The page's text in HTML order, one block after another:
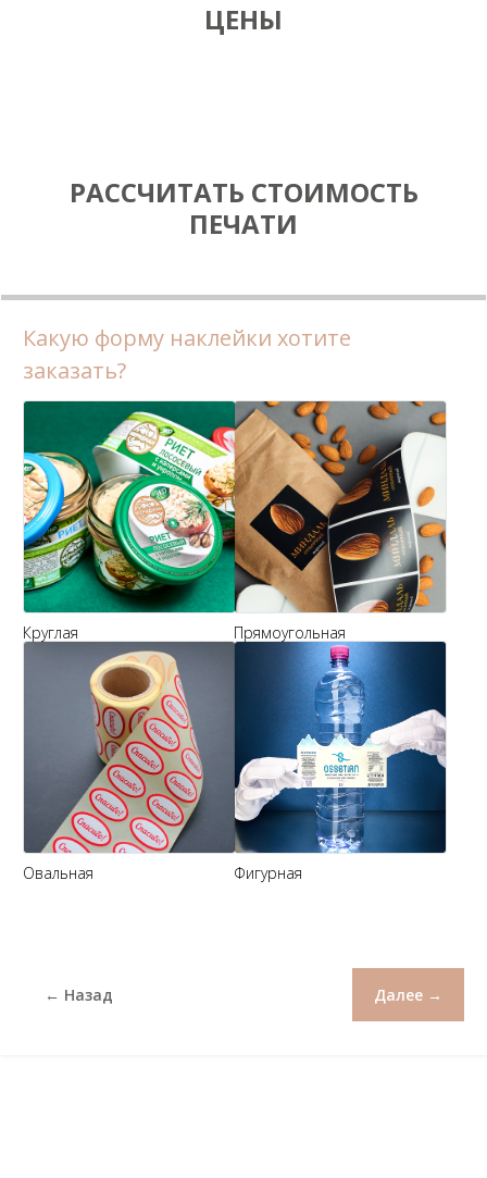
ЦЕНЫ
РАССЧИТАТЬ СТОИМОСТЬ
ПЕЧАТИ
Какую форму наклейки хотите
заказать?
Круглая Прямоугольная
Овальная Фигурная
← Назад Далее →